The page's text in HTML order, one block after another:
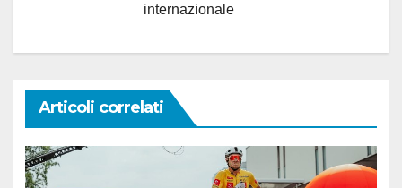
internazionale
Articoli correlati